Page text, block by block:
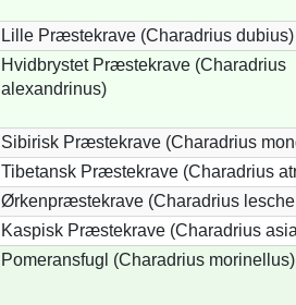
Lille Præstekrave (Charadrius dubius)
Hvidbrystet Præstekrave (Charadrius
alexandrinus)
Sibirisk Præstekrave (Charadrius
Tibetansk Præstekrave (Charadrius
Ørkenpræstekrave (Charadrius
Kaspisk Præstekrave (Charadrius
Pomeransfugl (Charadrius morinellus)